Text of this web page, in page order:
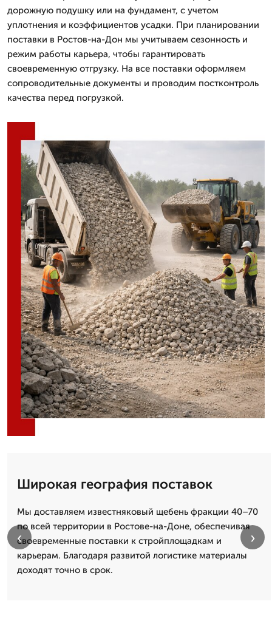
дорожную подушку или на фундамент, с учетом
уплотнения и коэффициентов усадки. При планировании
поставки в Ростов-на-Дон мы учитываем сезонность и
режим работы карьера, чтобы гарантировать
своевременную отгрузку. На все поставки оформляем
сопроводительные документы и проводим постконтроль
качества перед погрузкой.
Широкая география поставок
Мы доставляем известняковый щебень фракции 40–70
по всей территории в Ростове-на-Доне, обеспечивая
своевременные поставки к стройплощадкам и
карьерам. Благодаря развитой логистике материалы
доходят точно в срок.
‹ ›